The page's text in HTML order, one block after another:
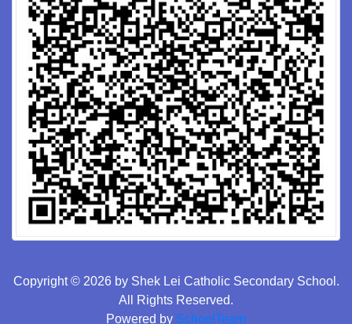
Copyright © 2026 by Shek Lei Catholic Secondary School.
All Rights Reserved.
Powered by SchoolTeam